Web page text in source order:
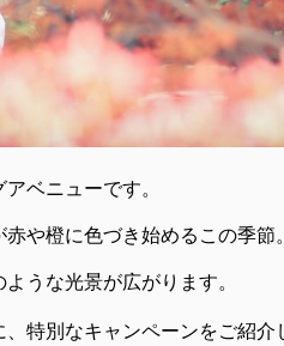
ベニューです。
や橙に色づき始めるこの季節
うな光景が広がります。
特別なキャンペーンをご紹介